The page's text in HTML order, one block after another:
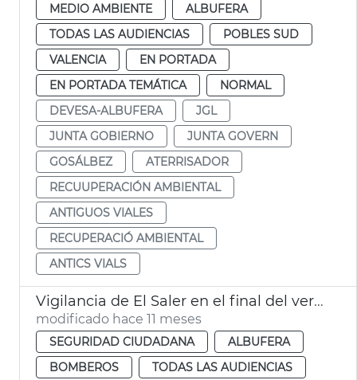
MEDIO AMBIENTE
ALBUFERA
TODAS LAS AUDIENCIAS
POBLES SUD
VALENCIA
EN PORTADA
EN PORTADA TEMÁTICA
NORMAL
DEVESA-ALBUFERA
JGL
JUNTA GOBIERNO
JUNTA GOVERN
GOSÁLBEZ
ATERRISADOR
RECUUPERACIÓN AMBIENTAL
ANTIGUOS VIALES
RECUPERACIÓ AMBIENTAL
ANTICS VIALS
Vigilancia de El Saler en el final del verano València
modificado hace 11 meses
SEGURIDAD CIUDADANA
ALBUFERA
BOMBEROS
TODAS LAS AUDIENCIAS